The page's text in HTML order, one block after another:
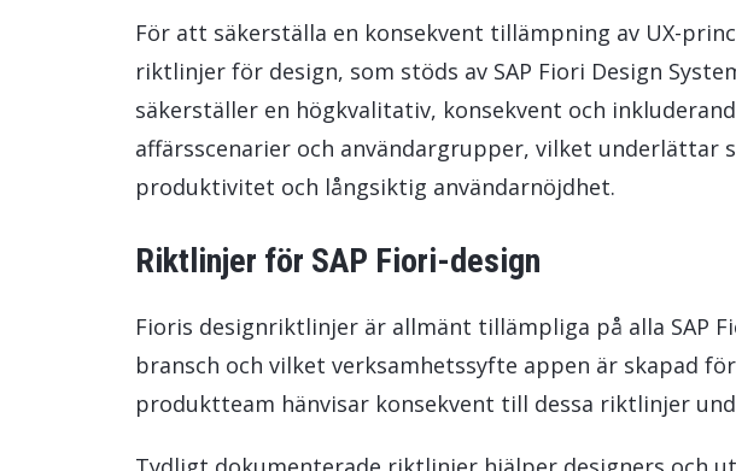
För att säkerställa en konsekvent tillämpning av UX-
riktlinjer för design, som stöds av SAP Fiori Design
säkerställer en högkvalitativ, konsekvent och
affärsscenarier och användargrupper, vilket underlättar
produktivitet och långsiktig användarnöjdhet.
Riktlinjer för SAP Fiori-design
Fioris designriktlinjer är allmänt tillämpliga på alla SAP
bransch och vilket verksamhetssyfte appen är skapad
produktteam hänvisar konsekvent till dessa riktlinjer